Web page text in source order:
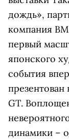
дождь»,
компания
первый
японского
события
GT.
динамики –